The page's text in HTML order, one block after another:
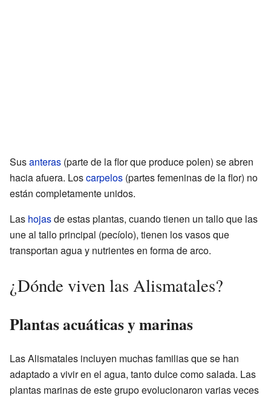
Susanteras (parte de la flor que produce polen) se abren
hacia afuera. Loscarpelos (partes femeninas de la flor) no
están completamente unidos.
Las hojasde estas plantas, cuando tienen un tallo que las
une al tallo principal (pecíolo), tienen los vasos que
transportan agua y nutrientes en forma de arco.
¿Dónde viven las Alismatales?
Plantas acuáticas y marinas
Las Alismatales incluyen muchas familias que se han
adaptado a vivir en el agua, tanto dulce como salada. Las
plantas marinas de este grupo evolucionaron varias veces